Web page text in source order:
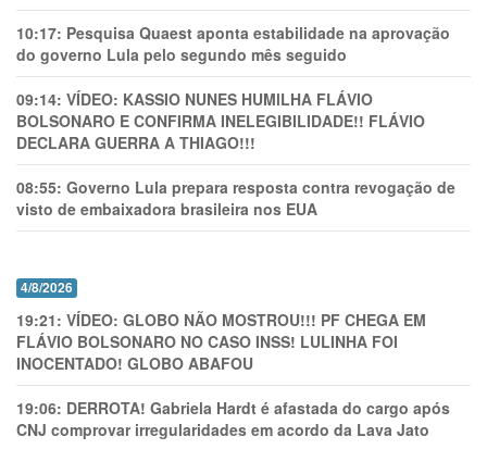
10:17: Pesquisa Quaest aponta estabilidade na aprovação
do governo Lula pelo segundo mês seguido
09:14: VÍDEO: KASSIO NUNES HUMlLHA FLÁVIO
BOLSONARO E CONFIRMA INELEGIBILIDADE!! FLÁVIO
DECLARA GUERRA A THIAGO!!!
08:55: Governo Lula prepara resposta contra revogação de
visto de embaixadora brasileira nos EUA
4/8/2026
19:21: VÍDEO: GLOBO NÃO MOSTROU!!! PF CHEGA EM
FLÁVIO BOLSONARO NO CASO INSS! LULINHA FOI
INOCENTADO! GLOBO ABAFOU
19:06: DERROTA! Gabriela Hardt é afastada do cargo após
CNJ comprovar irregularidades em acordo da Lava Jato